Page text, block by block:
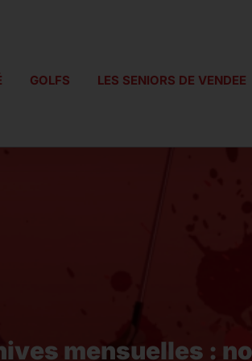
GOLFS LES SENIORS DE VENDEE
mensuelles :